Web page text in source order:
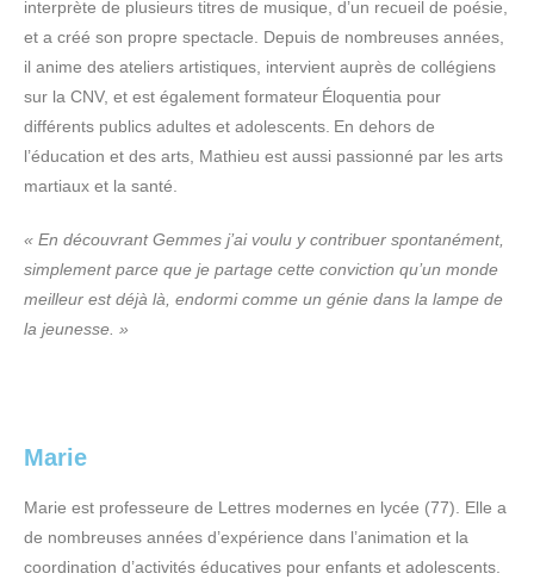
interprète de plusieurs titres de musique, d’un recueil de poésie,
et a créé son propre spectacle. Depuis de nombreuses années,
il anime des ateliers artistiques, intervient auprès de collégiens
sur la CNV, et est également formateur Éloquentia pour
différents publics adultes et adolescents. En dehors de
l’éducation et des arts, Mathieu est aussi passionné par les arts
martiaux et la santé.
« En découvrant Gemmes j’ai voulu y contribuer spontanément,
simplement parce que je partage cette conviction qu’un monde
meilleur est déjà là, endormi comme un génie dans la lampe de
la jeunesse. »
Marie
Marie est professeure de Lettres modernes en lycée (77). Elle a
de nombreuses années d’expérience dans l’animation et la
coordination d’activités éducatives pour enfants et adolescents.